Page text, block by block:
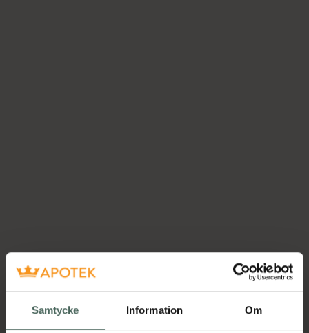
Samtycke Information Om